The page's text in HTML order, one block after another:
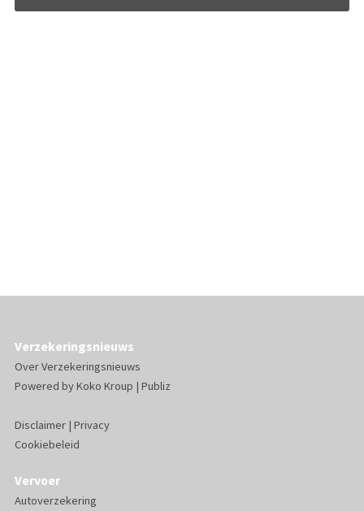
Verzekeringsnieuws
Over Verzekeringsnieuws
Powered byKoko Kroup | Publiz
Disclaimer| Privacy
Cookiebeleid
Vervoer
Autoverzekering